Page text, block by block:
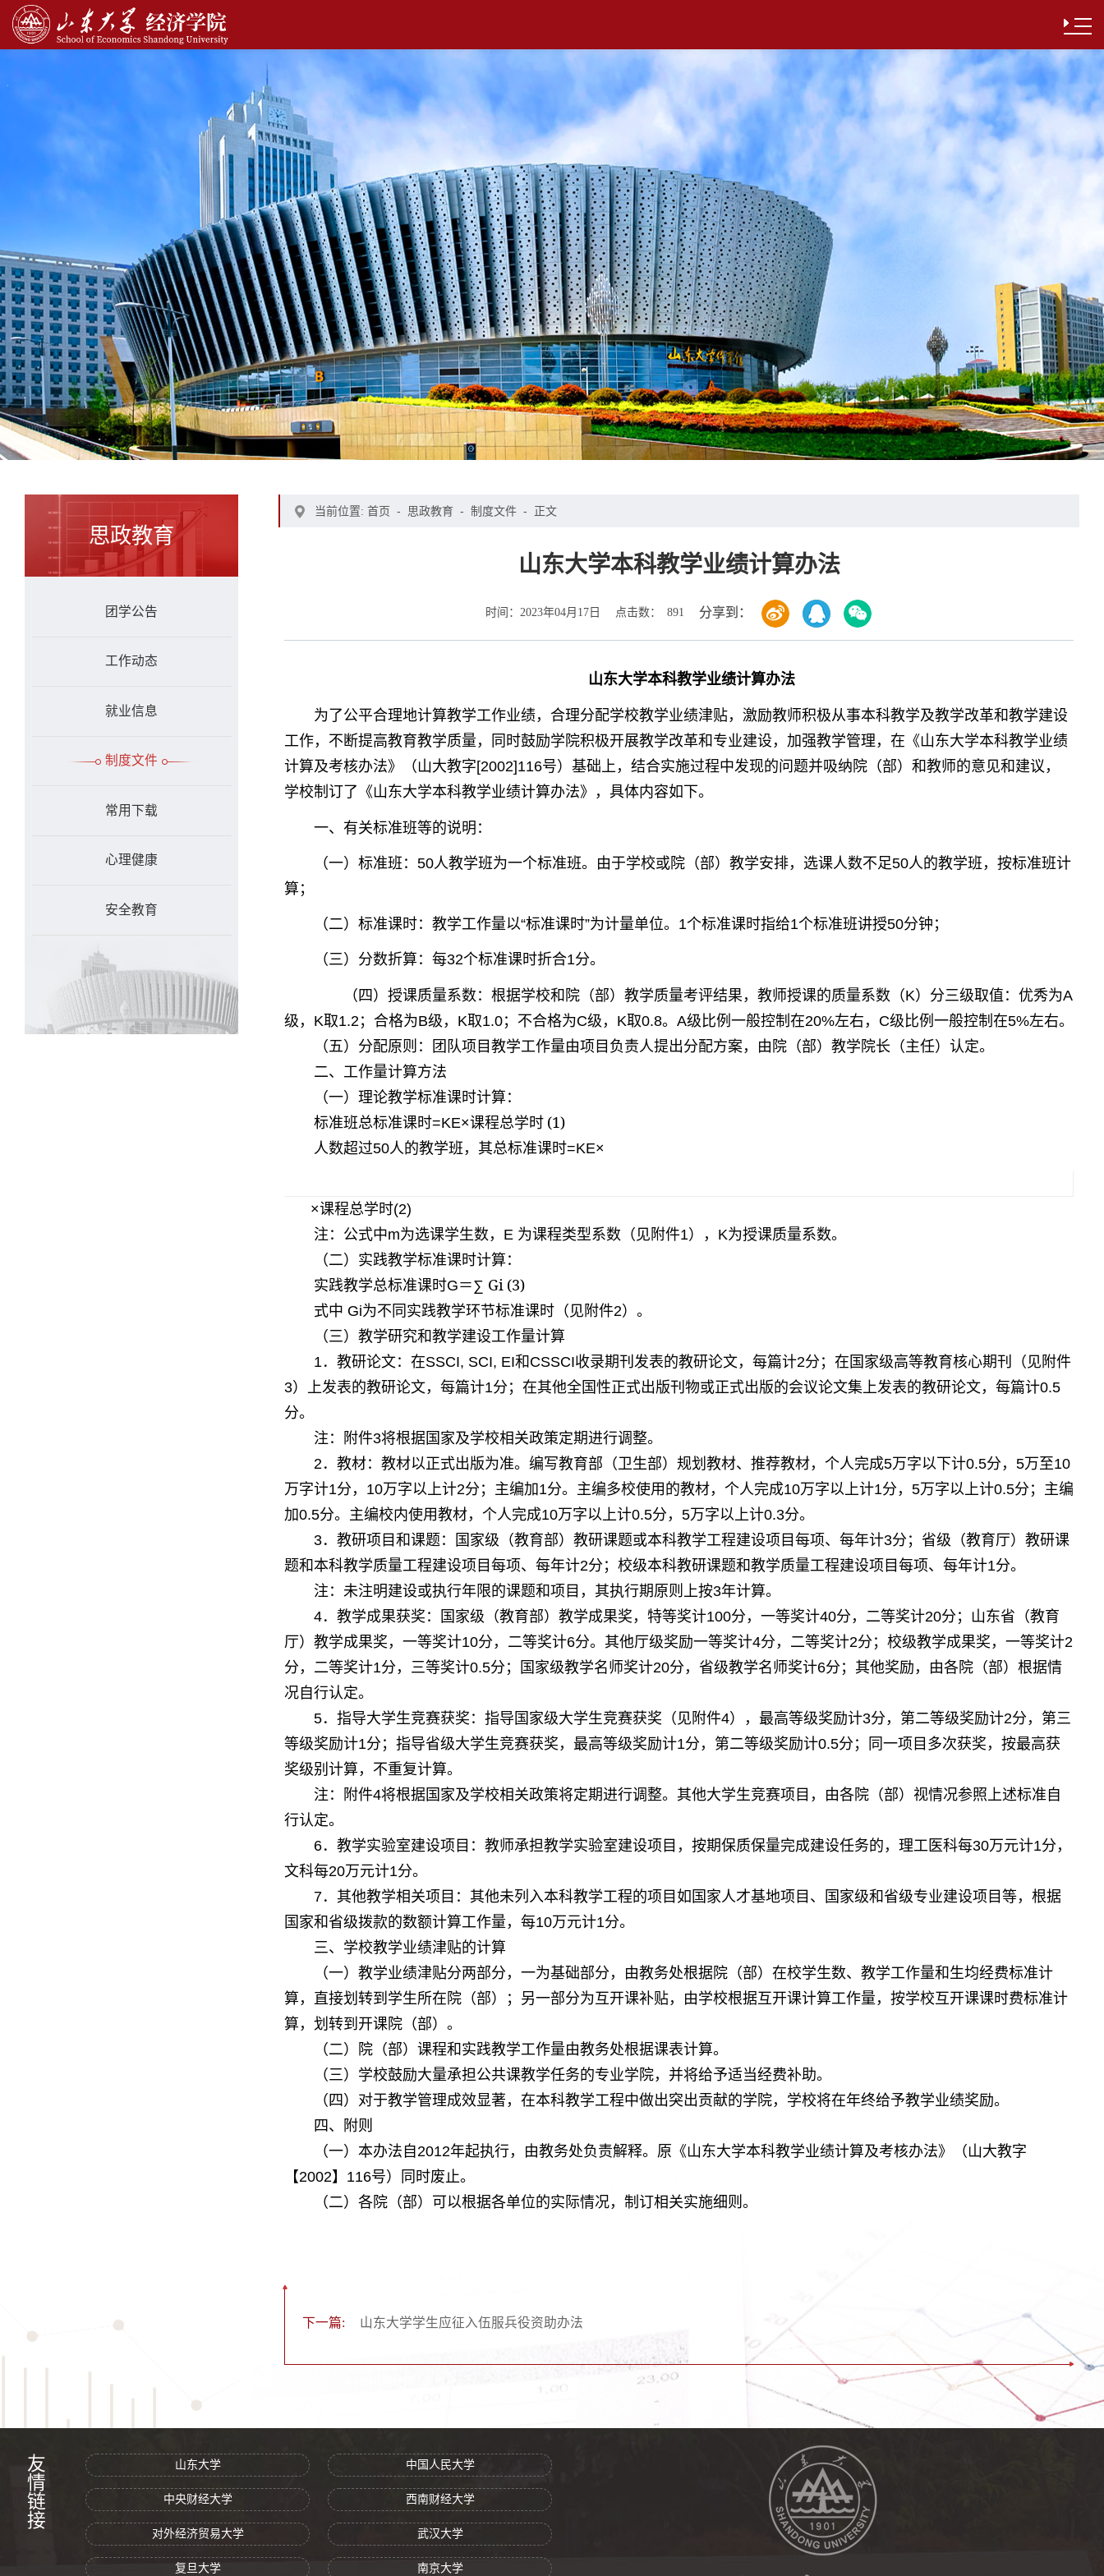
思政教育
团学公告
工作动态
就业信息
制度文件
常用下载
心理健康
安全教育
当前位置: 首页 - 思政教育 - 制度文件 - 正文
山东大学本科教学业绩计算办法
时间： 2023年04月17日 点击数： 891 分享到：
山东大学本科教学业绩计算办法
为了公平合理地计算教学工作业绩，合理分配学校教学业绩津贴，激励教师积极从事本科教学及教学改革和教学建设
工作，不断提高教育教学质量，同时鼓励学院积极开展教学改革和专业建设，加强教学管理，在《山东大学本科教学业绩
计算及考核办法》（山大教字[2002]116号）基础上，结合实施过程中发现的问题并吸纳院（部）和教师的意见和建议，
学校制订了《山东大学本科教学业绩计算办法》，具体内容如下。
一、有关标准班等的说明：
（一）标准班： 50人教学班为一个标准班。由于学校或院（部）教学安排，选课人数不足50人的教学班，按标准班计
算；
（二）标准课时：教学工作量以“标准课时”为计量单位。 1个标准课时指给1个标准班讲授50分钟；
（三）分数折算：每32个标准课时折合1分。
（四）授课质量系数：根据学校和院（部）教学质量考评结果，教师授课的质量系数（K）分三级取值：优秀为A
级， K取1.2 ；合格为B级， K取1.0；不合格为C级， K取0.8。 A级比例一般控制在20%左右， C级比例一般控制在5%左右。
（五）分配原则：团队项目教学工作量由项目负责人提出分配方案，由院（部）教学院长（主任）认定。
二、工作量计算方法
（一）理论教学标准课时计算：
标准班总标准课时=KE×课程总学时 (1)
人数超过50人的教学班，其总标准课时=KE×
×课程总学时(2)
注：公式中m为选课学生数， E 为课程类型系数（见附件1）， K为授课质量系数。
（二）实践教学标准课时计算：
实践教学总标准课时G＝∑ Gi (3)
式中 Gi为不同实践教学环节标准课时（见附件2）。
（三）教学研究和教学建设工作量计算
1 ．教研论文：在SSCI, SCI, EI和CSSCI收录期刊发表的教研论文，每篇计2分；在国家级高等教育核心期刊（见附件
3）上发表的教研论文，每篇计1分；在其他全国性正式出版刊物或正式出版的会议论文集上发表的教研论文，每篇计0.5
分。
注：附件3将根据国家及学校相关政策定期进行调整。
2 ．教材：教材以正式出版为准。编写教育部（卫生部）规划教材、推荐教材，个人完成5万字以下计0.5分， 5万至10
万字计1分， 10万字以上计2分；主编加1分。主编多校使用的教材，个人完成10万字以上计1分， 5万字以上计0.5分；主编
加0.5分。主编校内使用教材，个人完成10万字以上计0.5分， 5万字以上计0.3分。
3．教研项目和课题：国家级（教育部）教研课题或本科教学工程建设项目每项、每年计3分；省级（教育厅）教研课
题和本科教学质量工程建设项目每项、每年计2分；校级本科教研课题和教学质量工程建设项目每项、每年计1分。
注：未注明建设或执行年限的课题和项目，其执行期原则上按3年计算。
4．教学成果获奖：国家级（教育部）教学成果奖，特等奖计100分，一等奖计40分，二等奖计20分；山东省（教育
厅）教学成果奖，一等奖计10分，二等奖计6分。其他厅级奖励一等奖计4分，二等奖计2分；校级教学成果奖，一等奖计2
分，二等奖计1分，三等奖计0.5分；国家级教学名师奖计20分，省级教学名师奖计6分；其他奖励，由各院（部）根据情
况自行认定。
5．指导大学生竞赛获奖：指导国家级大学生竞赛获奖（见附件4），最高等级奖励计3分，第二等级奖励计2分，第三
等级奖励计1分；指导省级大学生竞赛获奖，最高等级奖励计1分，第二等级奖励计0.5分；同一项目多次获奖，按最高获
奖级别计算，不重复计算。
注：附件4将根据国家及学校相关政策将定期进行调整。其他大学生竞赛项目，由各院（部）视情况参照上述标准自
行认定。
6．教学实验室建设项目：教师承担教学实验室建设项目，按期保质保量完成建设任务的，理工医科每30万元计1分，
文科每20万元计1分。
7．其他教学相关项目：其他未列入本科教学工程的项目如国家人才基地项目、国家级和省级专业建设项目等，根据
国家和省级拨款的数额计算工作量，每10万元计1分。
三、学校教学业绩津贴的计算
（一）教学业绩津贴分两部分，一为基础部分，由教务处根据院（部）在校学生数、教学工作量和生均经费标准计
算，直接划转到学生所在院（部）；另一部分为互开课补贴，由学校根据互开课计算工作量，按学校互开课课时费标准计
算，划转到开课院（部）。
（二）院（部）课程和实践教学工作量由教务处根据课表计算。
（三）学校鼓励大量承担公共课教学任务的专业学院，并将给予适当经费补助。
（四）对于教学管理成效显著，在本科教学工程中做出突出贡献的学院，学校将在年终给予教学业绩奖励。
四、附则
（一）本办法自2012年起执行，由教务处负责解释。原《山东大学本科教学业绩计算及考核办法》（山大教字
【2002】 116号）同时废止。
（二）各院（部）可以根据各单位的实际情况，制订相关实施细则。
下一篇: 山东大学学生应征入伍服兵役资助办法
友情链接 山东大学 中国人民大学
中央财经大学 西南财经大学
对外经济贸易大学 武汉大学
复旦大学 南京大学